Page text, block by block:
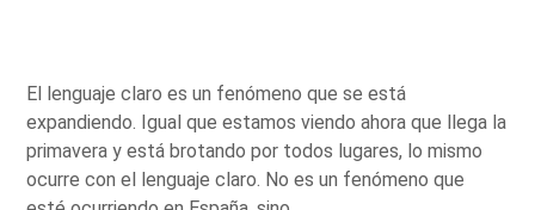
El lenguaje claro es un fenómeno que se está
expandiendo. Igual que estamos viendo ahora que llega la
primavera y está brotando por todos lugares, lo mismo
ocurre con el lenguaje claro. No es un fenómeno que